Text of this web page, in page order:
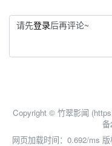
请先登录后再评论~
Copyright © 竹翠影闻
备
网页加载时间：0.692/ms